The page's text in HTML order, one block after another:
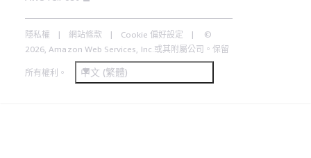
隱私權 網站條款 Cookie 偏好設定
©
2026, Amazon Web Services, Inc.或其附屬公司。保留
所有權利。 中文 (繁體)